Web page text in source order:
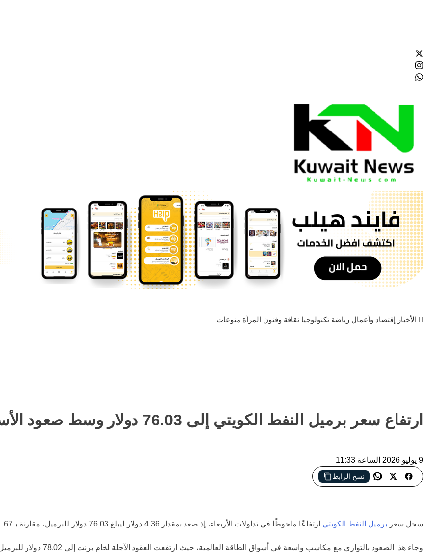
NE
News Elementor
الأخبار إقتصاد وأعمال رياضة تكنولوجيا ثقافة وفنون المرأة منوعات
ارتفاع سعر برميل النفط الكويتي إلى 76.03 دولار وسط صعود الأسواق العالمية
9 يوليو 2026 الساعة 11:33
نسخ الرابط
سجل سعر برميل النفط الكويتي ارتفاعًا ملحوظًا في تداولات الأربعاء، إذ صعد بمقدار 4.36 دولار ليبلغ 76.03 دولار للبرميل، مقارنة بـ71.67 دولار في الجلسة السابقة، وفقًا لبيانات مؤسسة البترول الكويتية.